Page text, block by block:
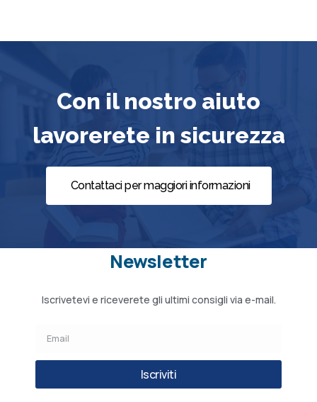
Con il nostro aiuto
lavorerete in sicurezza
Contattaci per maggiori informazioni
Newsletter
Iscrivetevi e riceverete gli ultimi consigli via e-mail.
Iscriviti